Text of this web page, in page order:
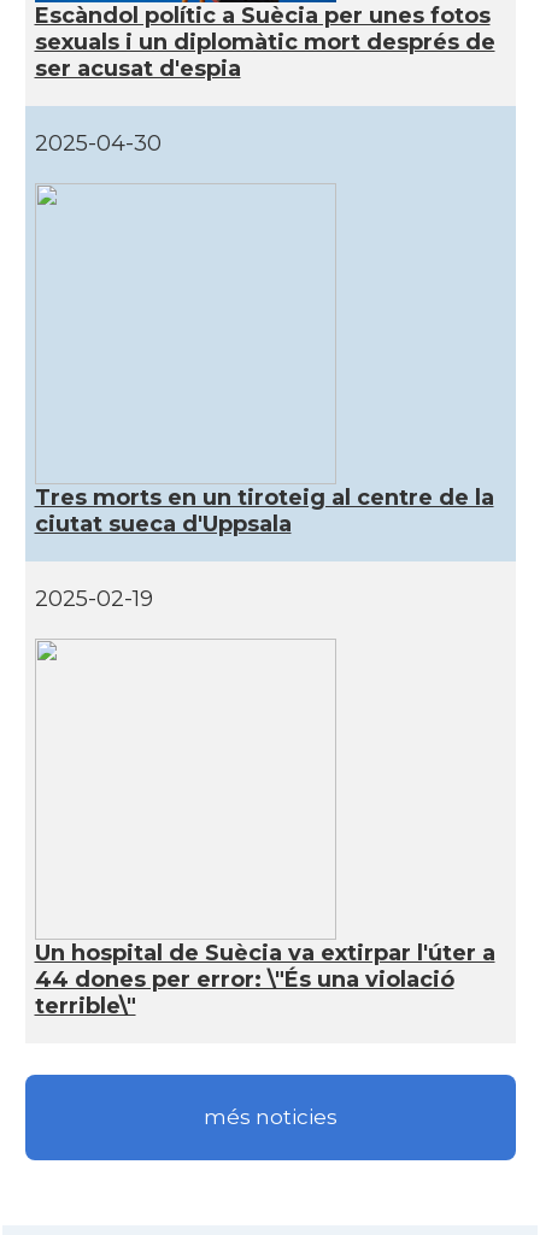
Escàndol polític a Suècia per unes fotos
sexuals i un diplomàtic mort després de
ser acusat d'espia
2025-04-30
Tres morts en un tiroteig al centre de la
ciutat sueca d'Uppsala
2025-02-19
Un hospital de Suècia va extirpar l'úter a
44 dones per error: \"És una violació
terrible\"
més noticies